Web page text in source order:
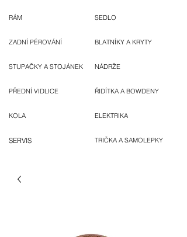
RÁM
ZADNÍ PÉROVÁNÍ
STUPAČKY A STOJÁNEK
PŘEDNÍ VIDLICE
KOLA
SERVIS
SEDLO
BLATNÍKY A KRYTY
NÁDRŽE
ŘIDÍTKA A BOWDENY
ELEKTRIKA
TRIČKA A SAMOLEPKY